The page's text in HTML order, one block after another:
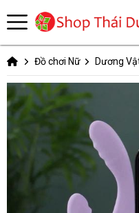
Đồ chơi Nữ Dương